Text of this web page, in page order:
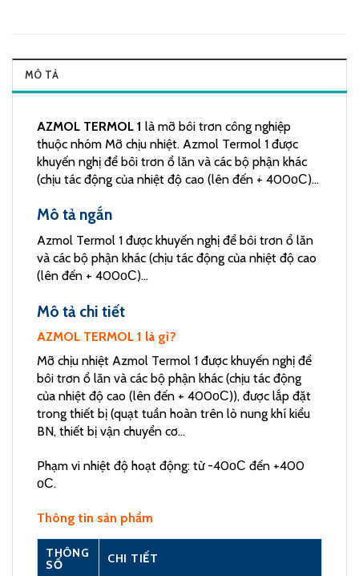
MÔ TẢ
AZMOL TERMOL 1 là mỡ bôi trơn công nghiệp
thuộc nhóm Mỡ chịu nhiệt. Azmol Termol 1 được
khuyến nghị để bôi trơn ổ lăn và các bộ phận khác
(chịu tác động của nhiệt độ cao (lên đến + 400оС)…
Mô tả ngắn
Azmol Termol 1 được khuyến nghị để bôi trơn ổ lăn
và các bộ phận khác (chịu tác động của nhiệt độ cao
(lên đến + 400оС)…
Mô tả chi tiết
AZMOL TERMOL 1 là gì?
Mỡ chịu nhiệt Azmol Termol 1 được khuyến nghị để
bôi trơn ổ lăn và các bộ phận khác (chịu tác động
của nhiệt độ cao (lên đến + 400оС)), được lắp đặt
trong thiết bị (quạt tuần hoàn trên lò nung khí kiểu
BN, thiết bị vận chuyển cơ…
Phạm vi nhiệt độ hoạt động: từ -40оС đến +400
оС.
Thông tin sản phẩm
THÔNG
SỐ
CHI TIẾT